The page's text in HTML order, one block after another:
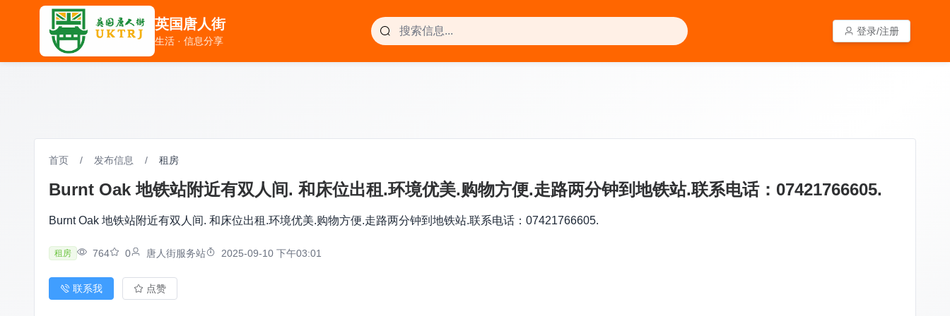
英国唐人街
生活 · 信息分享
登录/注册
英国唐人街
生活 · 信息分享
登录/注册
首页 / 发布信息 / 租房
Burnt Oak 地铁站附近有双人间. 和床位出租.环境优美.购物方便.走路两分钟到地铁站.联系电话：07421766605.
Burnt Oak 地铁站附近有双人间. 和床位出租.环境优美.购物方便.走路两分钟到地铁站.联系电话：07421766605.
租房 764 0 唐人街服务站 2025-09-10 下午03:01
联系我 点赞